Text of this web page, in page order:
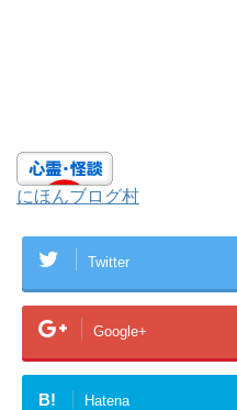
にほんブログ村
Twitter
Google+
B! Hatena